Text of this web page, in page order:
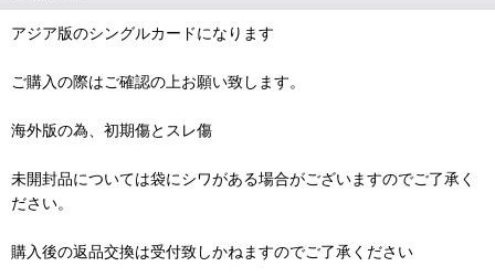
アジア版のシングルカードになります
ご購入の際はご確認の上お願い致します。
海外版の為、初期傷とスレ傷
未開封品については袋にシワがある場合がございますのでご了承く
ださい。
購入後の返品交換は受付致しかねますのでご了承ください